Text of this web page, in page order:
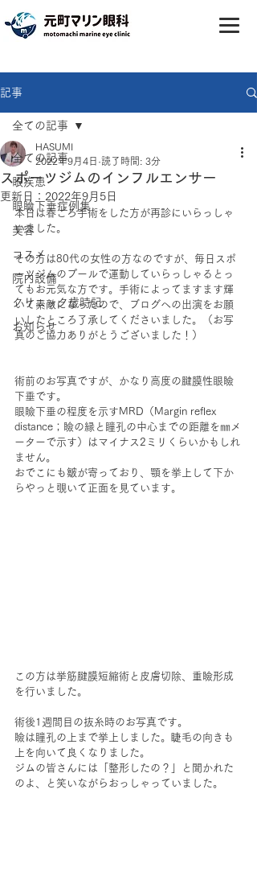
記事
全ての記事
眼疾患
眼瞼下垂症例集
美容
コスメ
院内設備
クリニック歳時記
お知らせ
全ての記事
スポーツジムのインフルエンサー
HASUMI
2022年9月4日 読了時間: 3分
更新日： 2022年9月5日
本日は春ごろ手術をした方が再診にいらっしゃ
いました。
その方は80代の女性の方なのですが、毎日スポ
ーツジムのプールで運動していらっしゃるとっ
てもお元気な方です。手術によってますます輝
いて素敵になったので、ブログへの出演をお願
いしたところ了承してくださいました。（お写
真のご協力ありがとうございました！）
術前のお写真ですが、かなり高度の腱膜性眼瞼
下垂です。
眼瞼下垂の程度を示すMRD（Margin reflex
distance；瞼の縁と瞳孔の中心までの距離を㎜メ
ーターで示す）はマイナス2ミリくらいかもしれ
ません。
おでこにも皺が寄っており、顎を挙上して下か
らやっと覗いて正面を見ています。
この方は挙筋腱膜短縮術と皮膚切除、重瞼形成
を行いました。
術後1週間目の抜糸時のお写真です。
瞼は瞳孔の上まで挙上しました。睫毛の向きも
上を向いて良くなりました。
ジムの皆さんには「整形したの？」と聞かれた
のよ、と笑いながらおっしゃっていました。